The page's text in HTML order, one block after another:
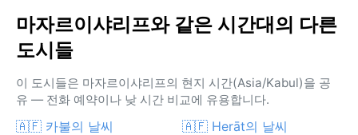
마자르이샤리프와 같은 시간대의 다른
도시들
이 도시들은 마자르이샤리프의 현지 시간(Asia/Kabul)을 공
유 — 전화 예약이나 낮 시간 비교에 유용합니다.
🇦🇫 카불의 날씨 🇦🇫 Herāt의 날씨